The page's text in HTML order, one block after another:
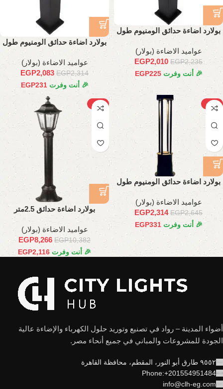
بولارد اضاءة حدائق الومنيوم طول
عواميد الاضاءة (بولار)
EGP2,235
EGP2,010
🎉 أنت وفرت EGP225
بولارد اضاءة حدائق الومنيوم طول
عواميد الاضاءة (بولار)
EGP2,314
EGP2,083
🎉 أنت وفرت EGP231
-12%
بولارد اضاءة حدائق الومنيوم طول
عواميد الاضاءة (بولار)
EGP2,645
EGP2,314
🎉 أنت وفرت EGP331
-20%
بولارد اضاءة حدائق 2.5متر
عواميد الاضاءة (بولار)
EGP10,382
EGP8,266
🎉 أنت وفرت EGP2,116
أضواء المدينة – رواد في تصنيع وتوريد حلول الكهرباء والإضاءة عالية
الجودة للمشروعات والمباني في جميع أنحاء مصر.
٩٥٥٢ طارق أبو النور، المقطم، محافظة القاهرة
Phone:+201554951484
info@clh-eg.com